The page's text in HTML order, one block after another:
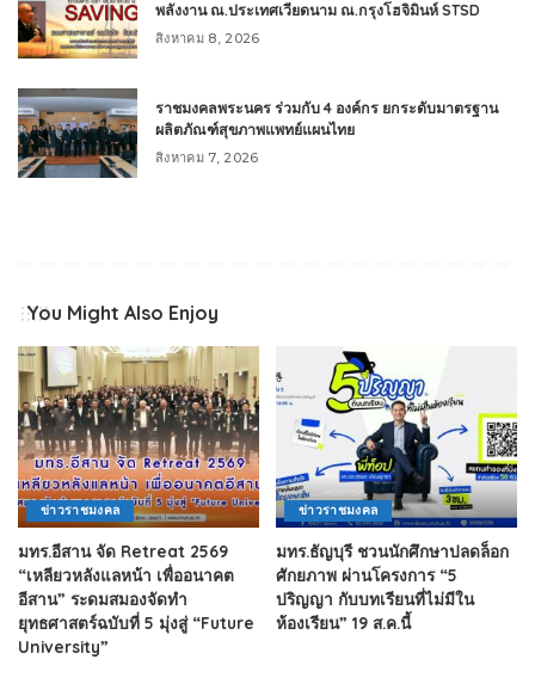
พลังงาน ณ.ประเทศเวียดนาม ณ.กรุงโฮจิมินห์ STSD
สิงหาคม 8, 2026
ราชมงคลพระนคร ร่วมกับ 4 องค์กร ยกระดับมาตรฐาน
ผลิตภัณฑ์สุขภาพแพทย์แผนไทย
สิงหาคม 7, 2026
You Might Also Enjoy
ข่าวราชมงคล
มทร.อีสาน จัด Retreat 2569
“เหลียวหลังแลหน้า เพื่ออนาคต
อีสาน” ระดมสมองจัดทำ
ยุทธศาสตร์ฉบับที่ 5 มุ่งสู่ “Future
University”
ข่าวราชมงคล
มทร.ธัญบุรี ชวนนักศึกษาปลดล็อก
ศักยภาพ ผ่านโครงการ “5
ปริญญา กับบทเรียนที่ไม่มีใน
ห้องเรียน” 19 ส.ค.นี้